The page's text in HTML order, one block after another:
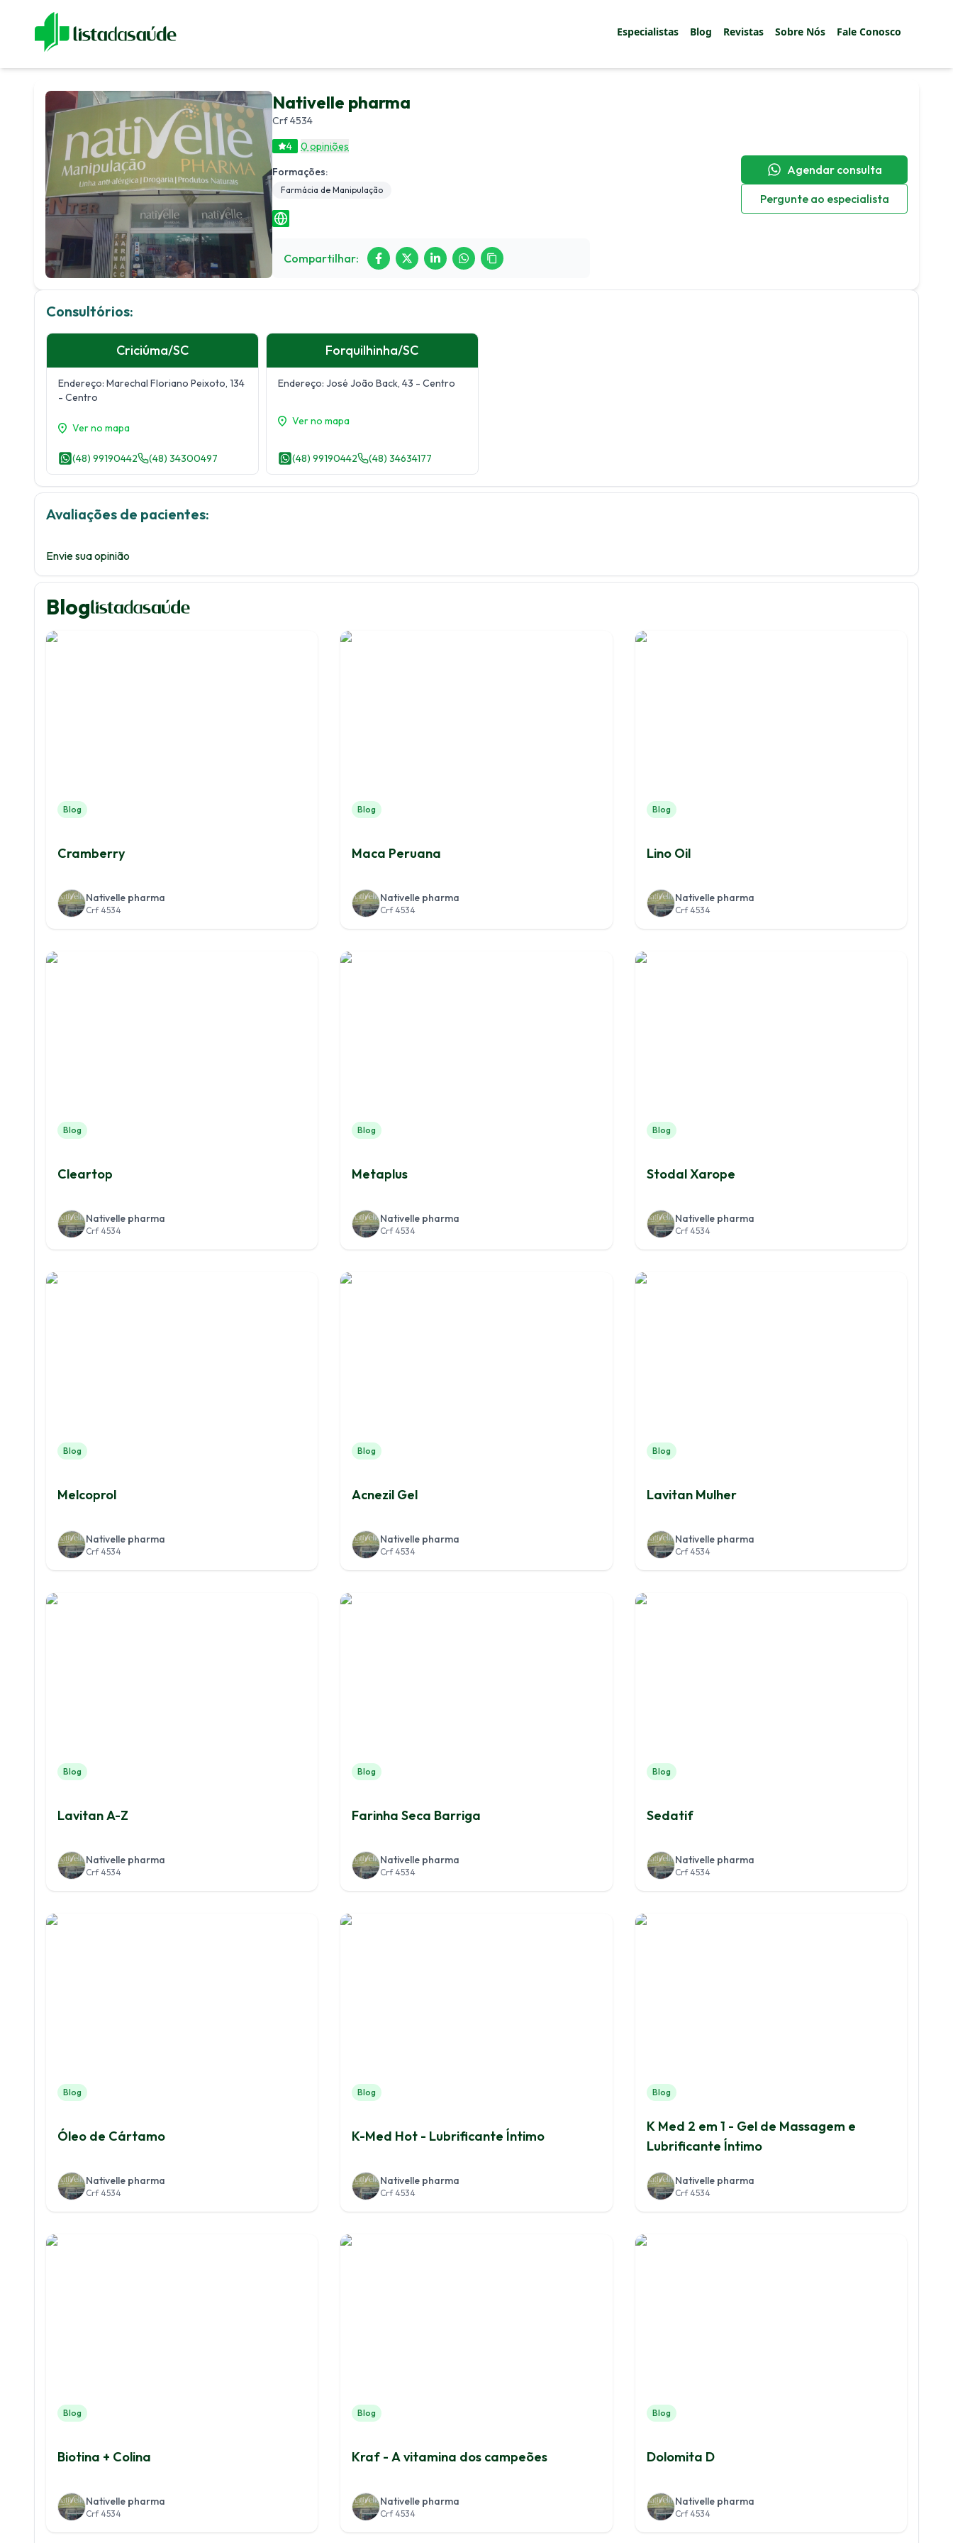
Especialistas Blog Revistas Sobre Nós Fale Conosco
Nativelle pharma
Crf 4534
4
0 opiniões
Formações:
Farmácia de Manipulação
Compartilhar:
Agendar consulta
Pergunte ao especialista
Consultórios:
Criciúma/SC
Endereço: Marechal Floriano Peixoto, 134
- Centro
Ver no mapa
(48) 99190442 (48) 34300497
Forquilhinha/SC
Endereço: José João Back, 43 - Centro
Ver no mapa
(48) 99190442 (48) 34634177
Avaliações de pacientes:
Envie sua opinião
Blog
Blog
Cramberry
Nativelle pharma
Crf 4534
Blog
Maca Peruana
Nativelle pharma
Crf 4534
Blog
Lino Oil
Nativelle pharma
Crf 4534
Blog
Cleartop
Nativelle pharma
Crf 4534
Blog
Metaplus
Nativelle pharma
Crf 4534
Blog
Stodal Xarope
Nativelle pharma
Crf 4534
Blog
Melcoprol
Nativelle pharma
Crf 4534
Blog
Acnezil Gel
Nativelle pharma
Crf 4534
Blog
Lavitan Mulher
Nativelle pharma
Crf 4534
Blog
Lavitan A-Z
Nativelle pharma
Crf 4534
Blog
Farinha Seca Barriga
Nativelle pharma
Crf 4534
Blog
Sedatif
Nativelle pharma
Crf 4534
Blog
Óleo de Cártamo
Nativelle pharma
Crf 4534
Blog
K-Med Hot - Lubrificante Íntimo
Nativelle pharma
Crf 4534
Blog
K Med 2 em 1 - Gel de Massagem e
Lubrificante Íntimo
Nativelle pharma
Crf 4534
Blog
Biotina + Colina
Nativelle pharma
Crf 4534
Blog
Kraf - A vitamina dos campeões
Nativelle pharma
Crf 4534
Blog
Dolomita D
Nativelle pharma
Crf 4534